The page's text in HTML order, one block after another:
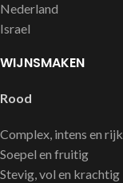
Nederland
Israel
WIJNSMAKEN
Rood
Complex, intens en rijk
Soepel en fruitig
Stevig, vol en krachtig